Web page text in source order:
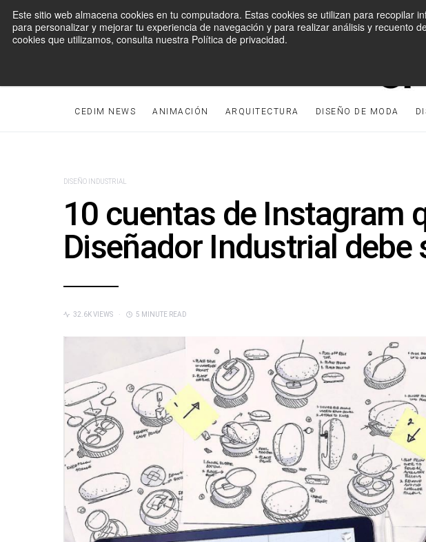
Este sitio web almacena cookies en tu computadora. Estas cookies se utilizan para
para personalizar y mejorar tu experiencia de navegación y para realizar análisis y recuento
cookies que utilizamos, consulta nuestra Política de privacidad.
CEDIM NEWS ANIMACIÓN ARQUITECTURA DISEÑO DE MODA
SEARCH FOR:
DISEÑO INDUSTRIAL
10 cuentas de Instagram
Diseñador Industrial debe
32.6K VIEWS 5 MINUTE READ